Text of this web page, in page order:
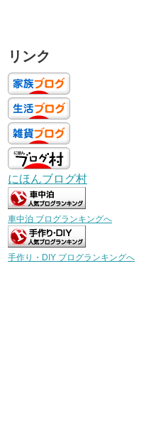
リンク
にほんブログ村
車中泊 ブログランキングへ
手作り・DIY ブログランキングへ